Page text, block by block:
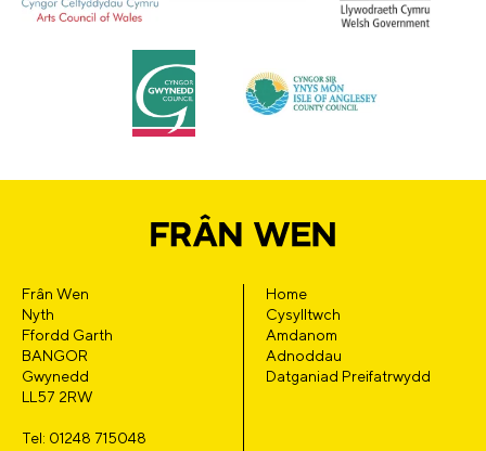
Frân Wen
Nyth
Ffordd Garth
BANGOR
Gwynedd
LL57 2RW
Tel: 01248 715048
Home
Cysylltwch
Amdanom
Adnoddau
Datganiad Preifatrwydd